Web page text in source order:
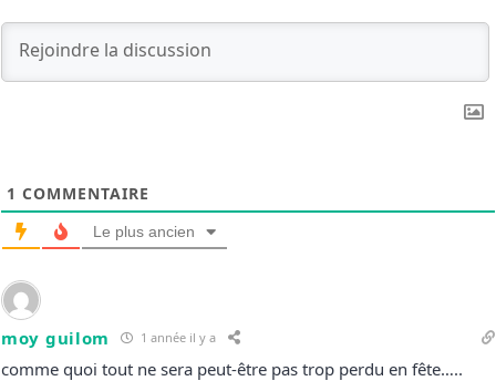
1 COMMENTAIRE
Le plus ancien
moy guilom 1 année il y a
comme quoi tout ne sera peut-être pas trop perdu en fête…..